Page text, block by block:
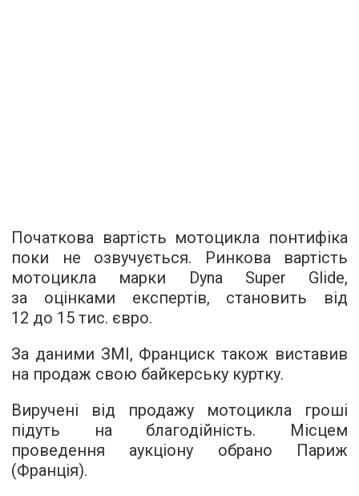
Початкова вартість мотоцикла понтифіка
поки не озвучується. Ринкова вартість
мотоцикла марки Dyna Super Glide,
за оцінками експертів, становить від
12 до 15 тис. євро.
За даними ЗМІ, Франциск також виставив
на продаж свою байкерську куртку.
Виручені від продажу мотоцикла гроші
підуть на благодійність. Місцем
проведення аукціону обрано Париж
(Франція).